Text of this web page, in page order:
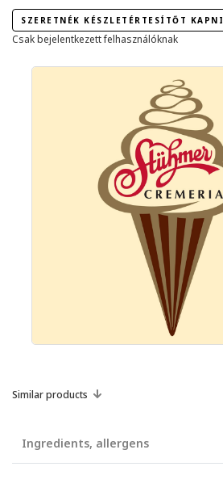
SZERETNÉK KÉSZLETÉRTESÍTŐT KAPNI
Csak bejelentkezett felhasználóknak
Similar products
Ingredients, allergens